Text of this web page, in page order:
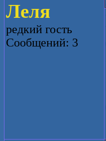
Леля
редкий гость
Сообщений: 3